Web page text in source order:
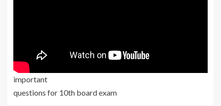
important
questions for 10th board exam